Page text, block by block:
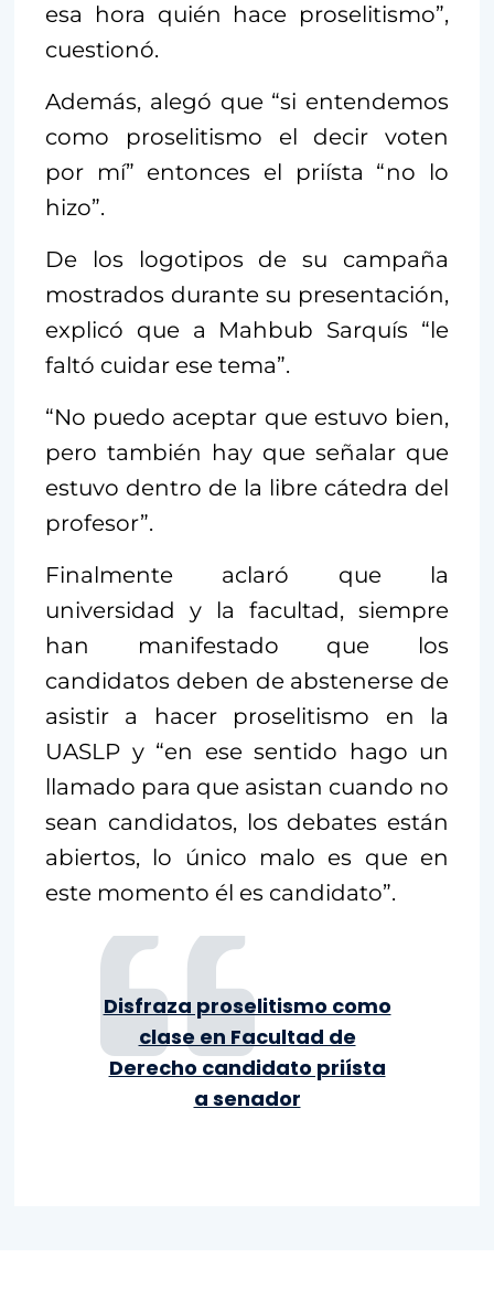
esa hora quién hace proselitismo”,
cuestionó.
Además, alegó que “si entendemos
como proselitismo el decir voten
por mí” entonces el priísta “no lo
hizo”.
De los logotipos de su campaña
mostrados durante su presentación,
explicó que a Mahbub Sarquís “le
faltó cuidar ese tema”.
“No puedo aceptar que estuvo bien,
pero también hay que señalar que
estuvo dentro de la libre cátedra del
profesor”.
Finalmente aclaró que la
universidad y la facultad, siempre
han manifestado que los
candidatos deben de abstenerse de
asistir a hacer proselitismo en la
UASLP y “en ese sentido hago un
llamado para que asistan cuando no
sean candidatos, los debates están
abiertos, lo único malo es que en
este momento él es candidato”.
Disfraza proselitismo como
clase en Facultad de
Derecho candidato priísta
a senador